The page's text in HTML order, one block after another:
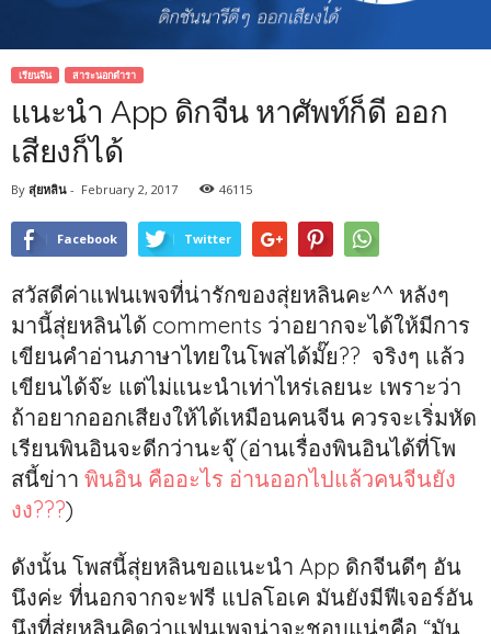
เรียนจีน สาระนอกตำรา
แนะนำ App ดิกจีน หาศัพท์ก็ดี ออก
เสียงก็ได้
By สุ่ยหลิน - February 2, 2017 46115
Facebook Twitter
สวัสดีค่าแฟนเพจที่น่ารักของสุ่ยหลินคะ^^ หลังๆ
มานี้สุ่ยหลินได้ comments ว่าอยากจะได้ให้มีการ
เขียนคำอ่านภาษาไทยในโพสได้มั๊ย?? จริงๆ แล้ว
เขียนได้จ๊ะ แต่ไม่แนะนำเท่าไหร่เลยนะ เพราะว่า
ถ้าอยากออกเสียงให้ได้เหมือนคนจีน ควรจะเริ่มหัด
เรียนพินอินจะดีกว่านะจุ๊ (อ่านเรื่องพินอินได้ที่โพ
สนี้ข่าา ‪พินอิน คืออะไร‬ อ่านออกไปแล้วคนจีนยัง
งง???)
ดังนั้น โพสนี้สุ่ยหลินขอแนะนำ App ดิกจีนดีๆ อัน
นึงค่ะ ที่นอกจากจะฟรี แปลโอเค มันยังมีฟีเจอร์อัน
นึงที่สุ่ยหลินคิดว่าแฟนเพจน่าจะชอบแน่ๆคือ “มัน